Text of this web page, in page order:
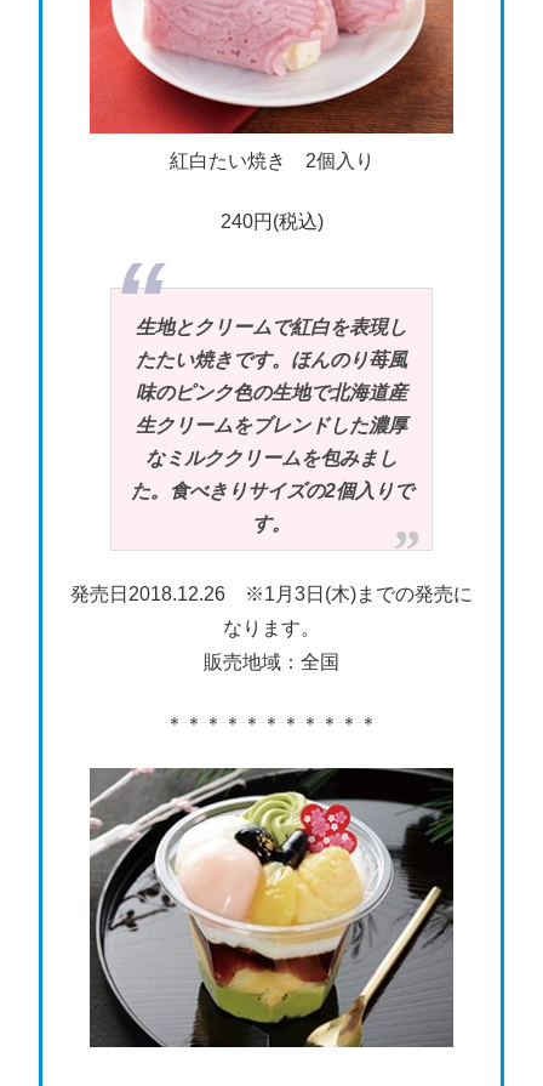
紅白たい焼き 2個入り
240円(税込)
生地とクリームで紅白を表現し
たたい焼きです。ほんのり苺風
味のピンク色の生地で北海道産
生クリームをブレンドした濃厚
なミルククリームを包みまし
た。食べきりサイズの2個入りで
す。
発売日2018.12.26 ※1月3日(木)までの発売に
なります。
販売地域：全国
＊＊＊＊＊＊＊＊＊＊＊